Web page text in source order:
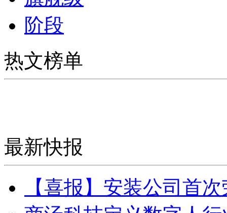
阶段
热文榜单
最新快报
【喜报】安装公司首